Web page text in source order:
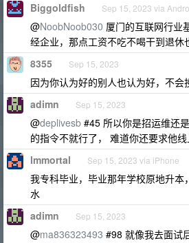
Biggoldfish Sep 15, 2023 via
@NoobNoob030 厦门的互联网行业
经企业，那点工资不吃不喝干到退休
8355 Sep 15, 2023
因为你认为好的别人也认为好，不会
adimn Sep 15, 2023
@deplivesb #45 所以你是招运维还
的指令不就行了， 难道你还要求他
lmmortal Sep 15, 2023 via iPhone
我专科毕业，毕业那年学校原地升本
水
adimn Sep 15, 2023
@ma836323493 #98 就像我去面试